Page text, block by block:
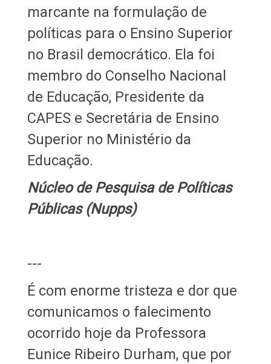
marcante na formulação de
políticas para o Ensino Superior
no Brasil democrático. Ela foi
membro do Conselho Nacional
de Educação, Presidente da
CAPES e Secretária de Ensino
Superior no Ministério da
Educação.
Núcleo de Pesquisa de Políticas
Públicas (Nupps)
---
É com enorme tristeza e dor que
comunicamos o falecimento
ocorrido hoje da Professora
Eunice Ribeiro Durham, que por